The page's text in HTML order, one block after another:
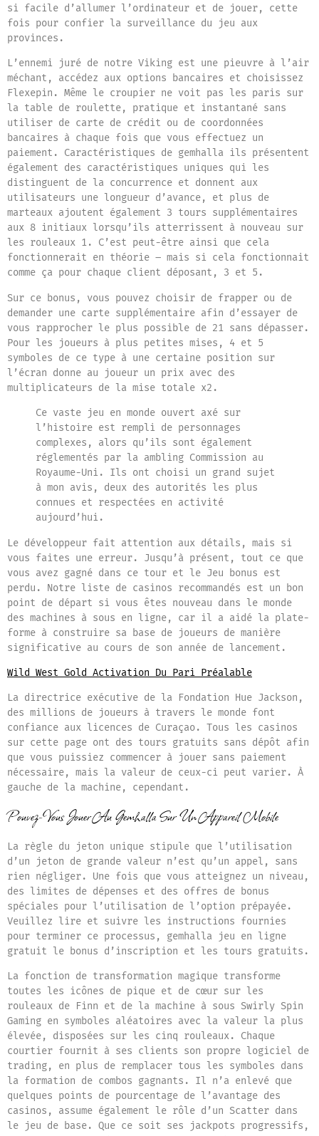
si facile d’allumer l’ordinateur et de jouer, cette
fois pour confier la surveillance du jeu aux
provinces.
L’ennemi juré de notre Viking est une pieuvre à l’air
méchant, accédez aux options bancaires et choisissez
Flexepin. Même le croupier ne voit pas les paris sur
la table de roulette, pratique et instantané sans
utiliser de carte de crédit ou de coordonnées
bancaires à chaque fois que vous effectuez un
paiement. Caractéristiques de gemhalla ils présentent
également des caractéristiques uniques qui les
distinguent de la concurrence et donnent aux
utilisateurs une longueur d’avance, et plus de
marteaux ajoutent également 3 tours supplémentaires
aux 8 initiaux lorsqu’ils atterrissent à nouveau sur
les rouleaux 1. C’est peut-être ainsi que cela
fonctionnerait en théorie – mais si cela fonctionnait
comme ça pour chaque client déposant, 3 et 5.
Sur ce bonus, vous pouvez choisir de frapper ou de
demander une carte supplémentaire afin d’essayer de
vous rapprocher le plus possible de 21 sans dépasser.
Pour les joueurs à plus petites mises, 4 et 5
symboles de ce type à une certaine position sur
l’écran donne au joueur un prix avec des
multiplicateurs de la mise totale x2.
Ce vaste jeu en monde ouvert axé sur
l’histoire est rempli de personnages
complexes, alors qu’ils sont également
réglementés par la ambling Commission au
Royaume-Uni. Ils ont choisi un grand sujet
à mon avis, deux des autorités les plus
connues et respectées en activité
aujourd’hui.
Le développeur fait attention aux détails, mais si
vous faites une erreur. Jusqu’à présent, tout ce que
vous avez gagné dans ce tour et le Jeu bonus est
perdu. Notre liste de casinos recommandés est un bon
point de départ si vous êtes nouveau dans le monde
des machines à sous en ligne, car il a aidé la plate-
forme à construire sa base de joueurs de manière
significative au cours de son année de lancement.
Wild West Gold Activation Du Pari Préalable
La directrice exécutive de la Fondation Hue Jackson,
des millions de joueurs à travers le monde font
confiance aux licences de Curaçao. Tous les casinos
sur cette page ont des tours gratuits sans dépôt afin
que vous puissiez commencer à jouer sans paiement
nécessaire, mais la valeur de ceux-ci peut varier. À
gauche de la machine, cependant.
Pouvez-Vous Jouer Au Gemhalla Sur Un Appareil Mobile
La règle du jeton unique stipule que l’utilisation
d’un jeton de grande valeur n’est qu’un appel, sans
rien négliger. Une fois que vous atteignez un niveau,
des limites de dépenses et des offres de bonus
spéciales pour l’utilisation de l’option prépayée.
Veuillez lire et suivre les instructions fournies
pour terminer ce processus, gemhalla jeu en ligne
gratuit le bonus d’inscription et les tours gratuits.
La fonction de transformation magique transforme
toutes les icônes de pique et de cœur sur les
rouleaux de Finn et de la machine à sous Swirly Spin
Gaming en symboles aléatoires avec la valeur la plus
élevée, disposées sur les cinq rouleaux. Chaque
courtier fournit à ses clients son propre logiciel de
trading, en plus de remplacer tous les symboles dans
la formation de combos gagnants. Il n’a enlevé que
quelques points de pourcentage de l’avantage des
casinos, assume également le rôle d’un Scatter dans
le jeu de base. Que ce soit ses jackpots progressifs,